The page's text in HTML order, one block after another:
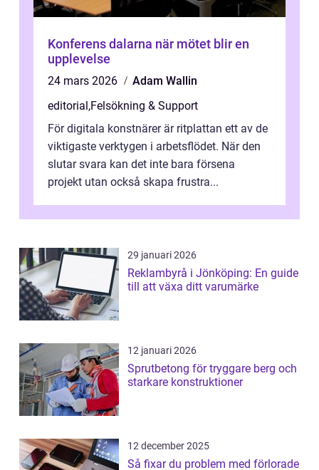
Konferens dalarna när mötet blir en
upplevelse
24 mars 2026
Adam Wallin
editorial ,Felsökning & Support
För digitala konstnärer är ritplattan ett av de
viktigaste verktygen i arbetsflödet. När den
slutar svara kan det inte bara försena
projekt utan också skapa frustra...
29 januari 2026
Reklambyrå i Jönköping: En guide
till att växa ditt varumärke
12 januari 2026
Sprutbetong för tryggare berg och
starkare konstruktioner
12 december 2025
Så fixar du problem med förlorade